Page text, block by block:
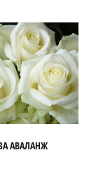
АВАЛАНЖ